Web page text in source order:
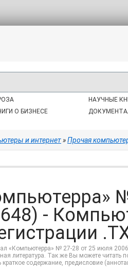
О БИЗНЕСЕ
НАУЧНЫЕ
и интернет»Прочая
-
«Компьютерра» № 27-28 от 25 июля
литература. Так же Вы можете читать
краткое содержание, предисловие